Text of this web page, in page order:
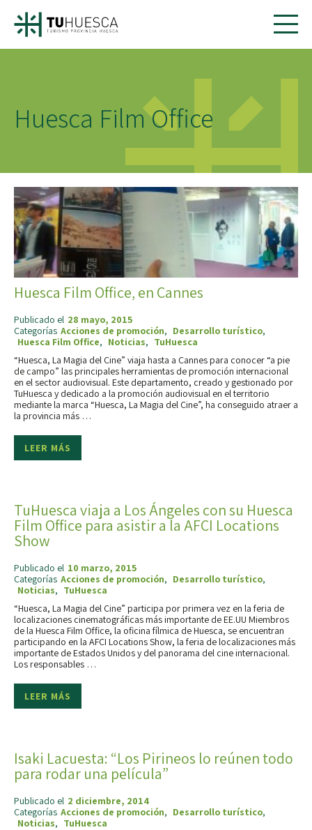
Huesca Film Office
Huesca Film Office, en Cannes
Publicado el 28 mayo, 2015
Categorías Acciones de promoción, Desarrollo turístico,
Huesca Film Office, Noticias, TuHuesca
“Huesca, La Magia del Cine” viaja hasta a Cannes para conocer “a pie
de campo” las principales herramientas de promoción internacional
en el sector audiovisual. Este departamento, creado y gestionado por
TuHuesca y dedicado a la promoción audiovisual en el territorio
mediante la marca “Huesca, La Magia del Cine”, ha conseguido atraer a
la provincia más …
LEER MÁS
TuHuesca viaja a Los Ángeles con su Huesca
Film Office para asistir a la AFCI Locations
Show
Publicado el 10 marzo, 2015
Categorías Acciones de promoción, Desarrollo turístico,
Noticias, TuHuesca
“Huesca, La Magia del Cine” participa por primera vez en la feria de
localizaciones cinematográficas más importante de EE.UU Miembros
de la Huesca Film Office­­­, la oficina fílmica de Huesca, se encuentran
participando en la AFCI Locations Show, la feria de localizaciones más
importante de Estados Unidos y del panorama del cine internacional.
Los responsables …
LEER MÁS
Isaki Lacuesta: “Los Pirineos lo reúnen todo
para rodar una película”
Publicado el 2 diciembre, 2014
Categorías Acciones de promoción, Desarrollo turístico,
Noticias, TuHuesca